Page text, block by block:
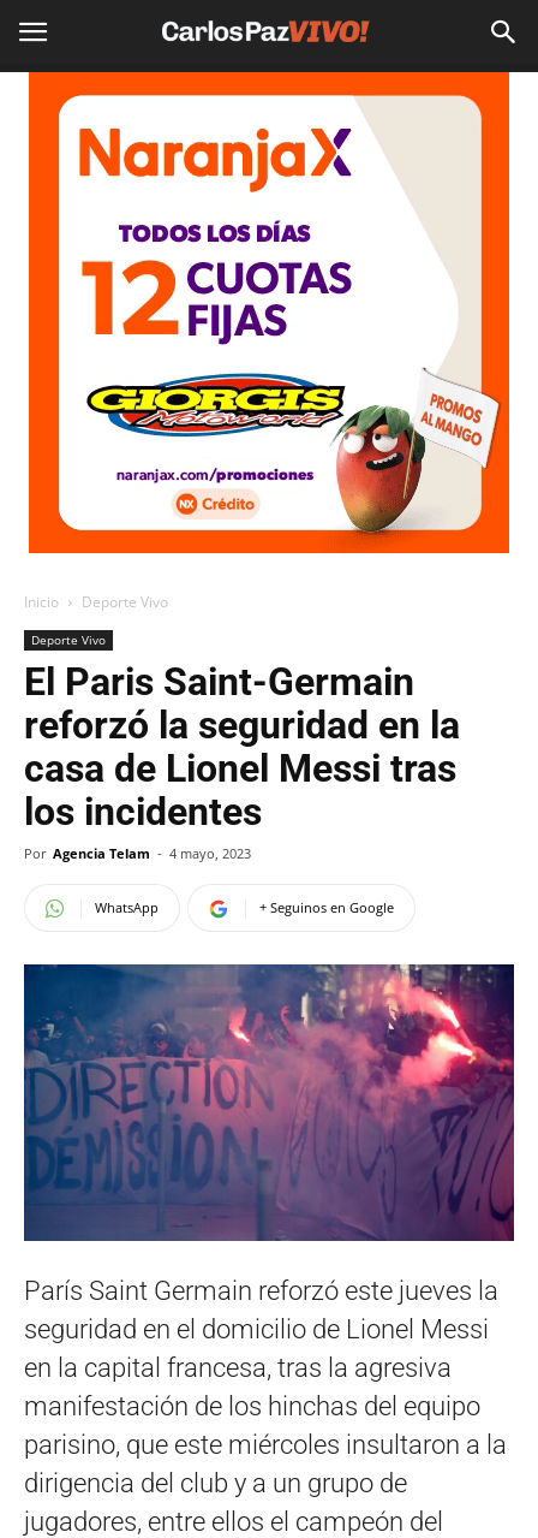
Inicio Deporte Vivo
Deporte Vivo
El Paris Saint-Germain
reforzó la seguridad en la
casa de Lionel Messi tras
los incidentes
Por Agencia Telam - 4 mayo, 2023
WhatsApp + Seguinos en Google
París Saint Germain reforzó este jueves la
seguridad en el domicilio de Lionel Messi
en la capital francesa, tras la agresiva
manifestación de los hinchas del equipo
parisino, que este miércoles insultaron a la
dirigencia del club y a un grupo de
jugadores, entre ellos el campeón del